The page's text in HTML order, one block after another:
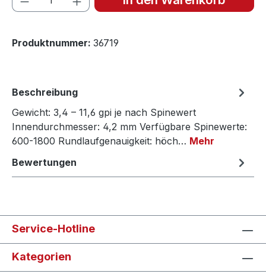
Produktnummer: 36719
Beschreibung
Gewicht: 3,4 – 11,6 gpi je nach Spinewert
Innendurchmesser: 4,2 mm Verfügbare Spinewerte:
600-1800 Rundlaufgenauigkeit: höch… Mehr
Bewertungen
Service-Hotline
Kategorien